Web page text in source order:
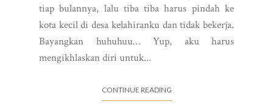
tiap bulannya, lalu tiba tiba harus pindah ke
kota kecil di desa kelahiranku dan tidak bekerja.
Bayangkan huhuhuu… Yup, aku harus
mengikhlaskan diri untuk...
CONTINUE READING